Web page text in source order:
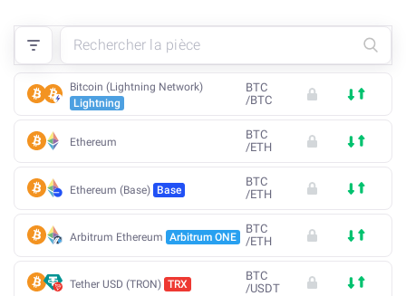
Bitcoin (Lightning Network)
Lightning
BTC
/BTC
Ethereum
BTC
/ETH
Ethereum (Base) Base
BTC
/ETH
Arbitrum Ethereum Arbitrum ONE
BTC
/ETH
Tether USD (TRON) TRX
BTC
/USDT